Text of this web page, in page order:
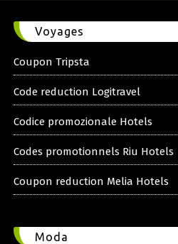
Voyages
Coupon Tripsta
Code reduction Logitravel
Codice promozionale Hotels
Codes promotionnels Riu Hotels
Coupon reduction Melia Hotels
Moda